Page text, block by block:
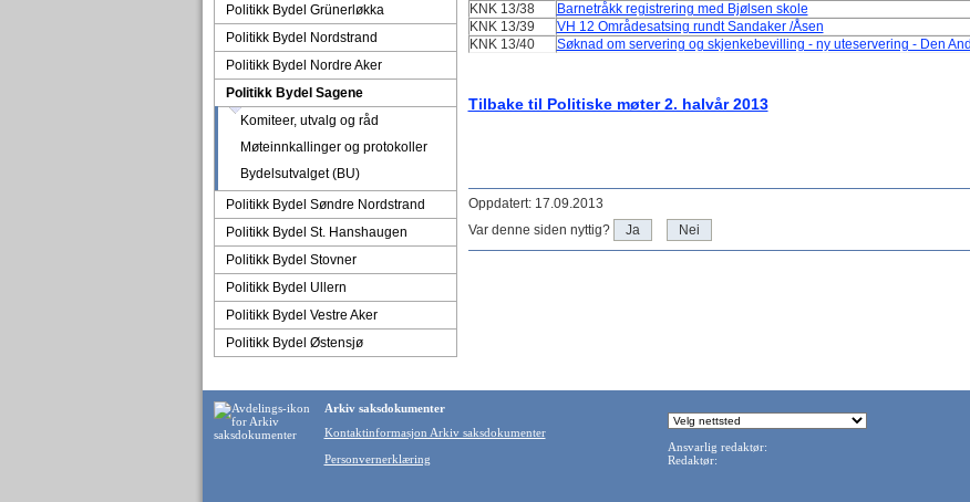
Politikk Bydel Grünerløkka
Politikk Bydel Nordstrand
Politikk Bydel Nordre Aker
Politikk Bydel Sagene
Komiteer, utvalg og råd
Møteinnkallinger og protokoller
Bydelsutvalget (BU)
Politikk Bydel Søndre Nordstrand
Politikk Bydel St. Hanshaugen
Politikk Bydel Stovner
Politikk Bydel Ullern
Politikk Bydel Vestre Aker
Politikk Bydel Østensjø
KNK 13/38
Barnetråkk registrering med Bjølsen skole
KNK 13/39
VH 12 Områdesatsing rundt Sandaker /Åsen
KNK 13/40
Søknad om servering og skjenkebevilling - ny uteservering - Den
Tilbake til Politiske møter 2. halvår 2013
Oppdatert: 17.09.2013
Var denne siden nyttig? Ja Nei
Arkiv saksdokumenter
Kontaktinformasjon Arkiv saksdokumenter
Personvernerklæring
Ansvarlig redaktør:
Redaktør: